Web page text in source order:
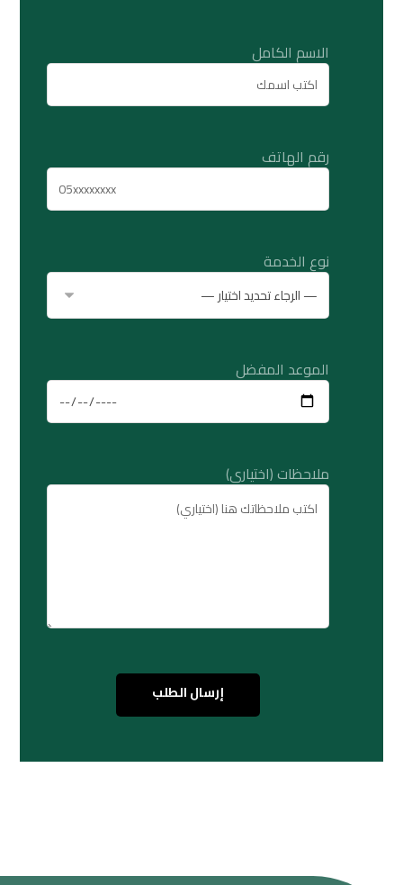
الاسم الكامل
رقم الهاتف
نوع الخدمة
الموعد المفضل
ملاحظات (اختياري)